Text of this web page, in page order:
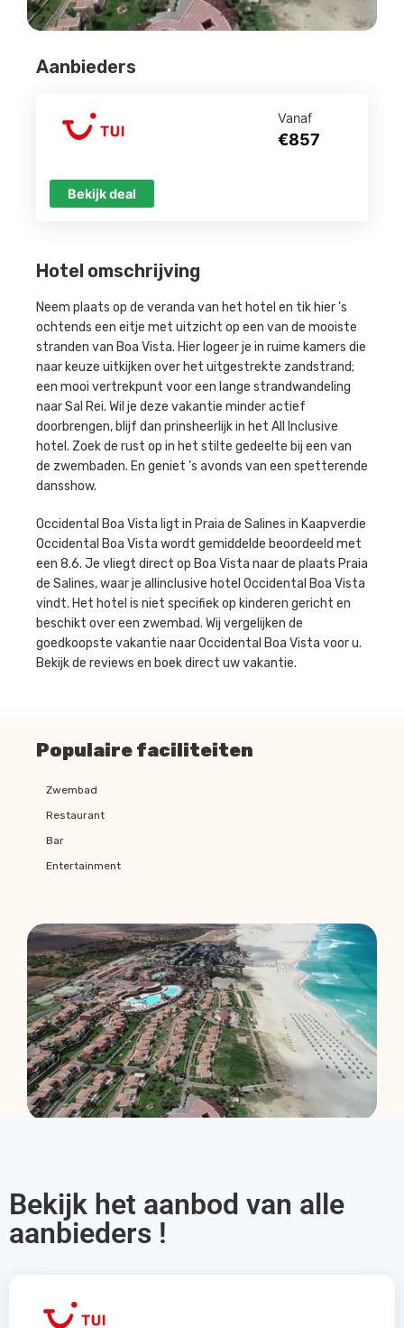
Hotel omschrijving
Neem plaats op de veranda van het hotel en tik hier 's
ochtends een eitje met uitzicht op een van de mooiste
stranden van Boa Vista. Hier logeer je in ruime kamers die
naar keuze uitkijken over het uitgestrekte zandstrand;
een mooi vertrekpunt voor een lange strandwandeling
naar Sal Rei. Wil je deze vakantie minder actief
doorbrengen, blijf dan prinsheerlijk in het All Inclusive
hotel. Zoek de rust op in het stilte gedeelte bij een van
de zwembaden. En geniet ’s avonds van een spetterende
dansshow.
Occidental Boa Vista ligt in Praia de Salines in Kaapverdie
Occidental Boa Vista wordt gemiddelde beoordeeld met
een 8.6. Je vliegt direct op Boa Vista naar de plaats Praia
de Salines, waar je allinclusive hotel Occidental Boa Vista
vindt. Het hotel is niet specifiek op kinderen gericht en
beschikt over een zwembad. Wij vergelijken de
goedkoopste vakantie naar Occidental Boa Vista voor u.
Bekijk de reviews en boek direct uw vakantie.
Aanbieders
Vanaf
€857
Bekijk deal
Populaire faciliteiten
Zwembad
Restaurant
Bar
Entertainment
Bekijk het aanbod van alle
aanbieders !